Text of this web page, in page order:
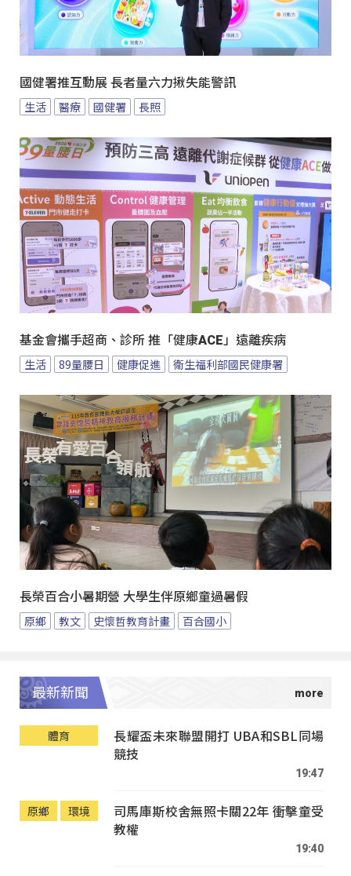
國健署推互動展 長者量六力揪失能警訊
生活 醫療 國健署 長照
基金會攜手超商、診所 推「健康ACE」遠離疾病
生活 89量腰日 健康促進 衛生福利部國民健康署
長榮百合小暑期營 大學生伴原鄉童過暑假
原鄉 教文 史懷哲教育計畫 百合國小
最新新聞
體育
長耀盃未來聯盟開打 UBA和SBL同場
競技
19:47
原鄉 環境
司馬庫斯校舍無照卡關22年 衝擊童受
教權
19:40